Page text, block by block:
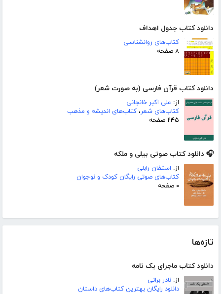
دانلود کتاب جدول اهداف
کتاب‌های روانشناسی
۸ صفحه
دانلود کتاب قرآن فارسی (به صورت شعر)
از: علی اکبر خانجانی
کتاب‌های شعر، کتاب‌های اندیشه و مذهب
۲۴۵ صفحه
🎧 دانلود کتاب صوتی بیلی و ملکه
از: استفان رابلی
کتاب‌های صوتی رایگان کودک و نوجوان
۰ صفحه
تازه‌ها
دانلود کتاب ماجرای یک نامه
از: نادر براتی
دانلود رایگان بهترین کتاب‌های داستان